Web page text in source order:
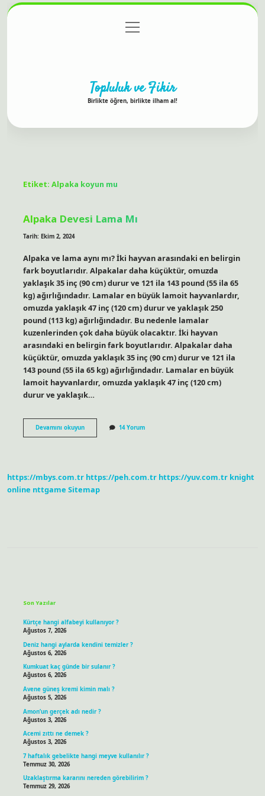
Gizlilik Politikası
menüyü
aç
Topluluk ve Fikir
Birlikte öğren, birlikte ilham al!
Etiket: Alpaka koyun mu
Alpaka Devesi Lama Mı
Tarih: Ekim 2, 2024
Alpaka ve lama aynı mı? İki hayvan arasındaki en belirgin
fark boyutlarıdır. Alpakalar daha küçüktür, omuzda
yaklaşık 35 inç (90 cm) durur ve 121 ila 143 pound (55 ila 65
kg) ağırlığındadır. Lamalar en büyük lamoit hayvanlardır,
omuzda yaklaşık 47 inç (120 cm) durur ve yaklaşık 250
pound (113 kg) ağırlığındadır. Bu nedenle lamalar
kuzenlerinden çok daha büyük olacaktır. İki hayvan
arasındaki en belirgin fark boyutlarıdır. Alpakalar daha
küçüktür, omuzda yaklaşık 35 inç (90 cm) durur ve 121 ila
143 pound (55 ila 65 kg) ağırlığındadır. Lamalar en büyük
lamoit hayvanlardır, omuzda yaklaşık 47 inç (120 cm)
durur ve yaklaşık…
Devamını okuyunAlpaka
Devesi
14 Yorum
https://mbys.com.tr https://peh.com.tr https://yuv.com.tr knight
online nttgame Sitemap
Son Yazılar
Kürtçe hangi alfabeyi kullanıyor ?
Ağustos 7, 2026
Deniz hangi aylarda kendini temizler ?
Ağustos 6, 2026
Kumkuat kaç günde bir sulanır ?
Ağustos 6, 2026
Avene güneş kremi kimin malı ?
Ağustos 5, 2026
Amon’un gerçek adı nedir ?
Ağustos 3, 2026
Acemi zıttı ne demek ?
Ağustos 3, 2026
7 haftalık gebelikte hangi meyve kullanılır ?
Temmuz 30, 2026
Uzaklaştırma kararını nereden görebilirim ?
Temmuz 29, 2026